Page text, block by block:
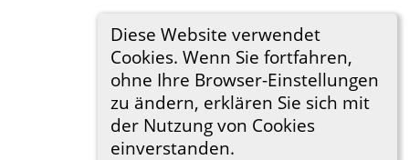
Diese Website verwendet
Cookies. Wenn Sie fortfahren,
ohne Ihre Browser-Einstellungen
zu ändern, erklären Sie sich mit
der Nutzung von Cookies
einverstanden.